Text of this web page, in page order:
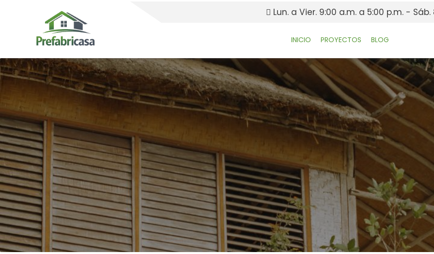
Lun. a Vier. 9:00 a.m. a 5:00 p.m. - Sáb.
INICIO PROYECTOS BLOG